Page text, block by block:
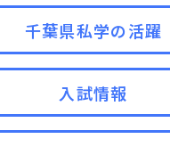
千葉県私学の活躍
入試情報